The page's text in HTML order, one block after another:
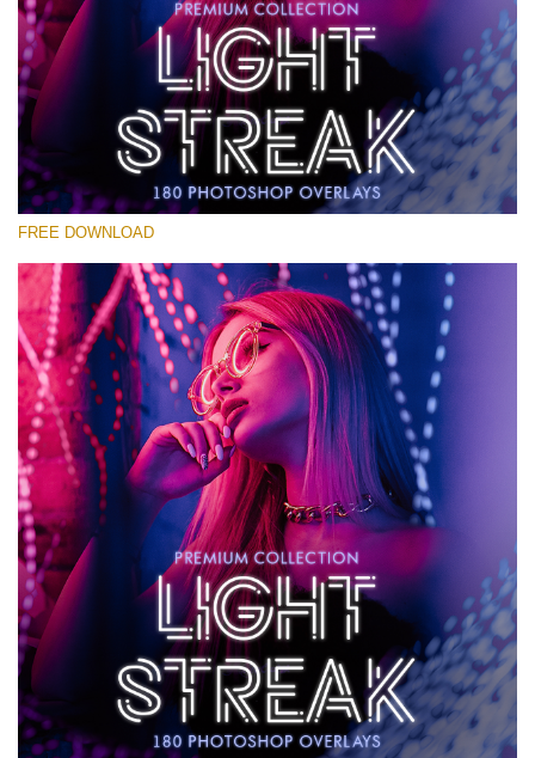
Lütfen seçin
Free Photoshop Overlay #28
Small 800*533px
Light Streak
(180 Overlays)
4 Seasons (411 Overlays)
Large 6000*4000px
Entire Collection
(1783 Overlays)
Large 6000*4000px
Ücretsiz indirin
FREE DOWNLOAD